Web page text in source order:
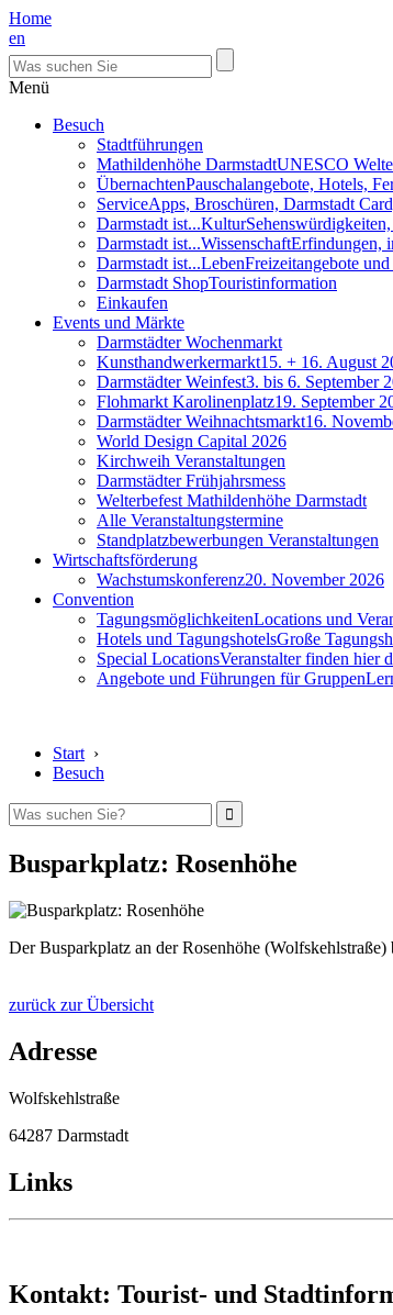
Home
en
Menü
Besuch
Stadtführungen
Mathildenhöhe DarmstadtUNESCO
ÜbernachtenPauschalangebote, Hotels,
ServiceApps, Broschüren, Darmstadt
Darmstadt ist...Kultur
Darmstadt ist...WissenschaftErfindungen,
Darmstadt ist...LebenFreizeitangebote
Darmstadt ShopTouristinformation
Einkaufen
Events und Märkte
Darmstädter Wochenmarkt
Kunsthandwerkermarkt15. + 16. August
Darmstädter Weinfest3. bis 6. September
Flohmarkt Karolinenplatz19. September
Darmstädter Weihnachtsmarkt16.
World Design Capital 2026
Kirchweih Veranstaltungen
Darmstädter Frühjahrsmess
Welterbefest Mathildenhöhe Darmstadt
Alle Veranstaltungstermine
Standplatzbewerbungen Veranstaltungen
Wirtschaftsförderung
Wachstumskonferenz20. November 2026
Convention
TagungsmöglichkeitenLocations und
Hotels und TagungshotelsGroße
Special LocationsVeranstalter finden hier
Angebote und Führungen für Gruppen
Start ›
Besuch
Busparkplatz: Rosenhöhe
Der Busparkplatz an der Rosenhöhe (Wolfskehlstraße)
zurück zur Übersicht
Adresse
Wolfskehlstraße
64287 Darmstadt
Links
Kontakt: Tourist- und